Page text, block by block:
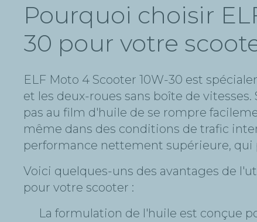
Pourquoi choisir
30 pour votre
ELF Moto 4 Scooter 10W-30 est
et les deux-roues sans boîte de
pas au film d'huile de se rompre
même dans des conditions de trafic
performance nettement supérieure,
Voici quelques-uns des avantages de
pour votre scooter :
La formulation de l'huile est conçue